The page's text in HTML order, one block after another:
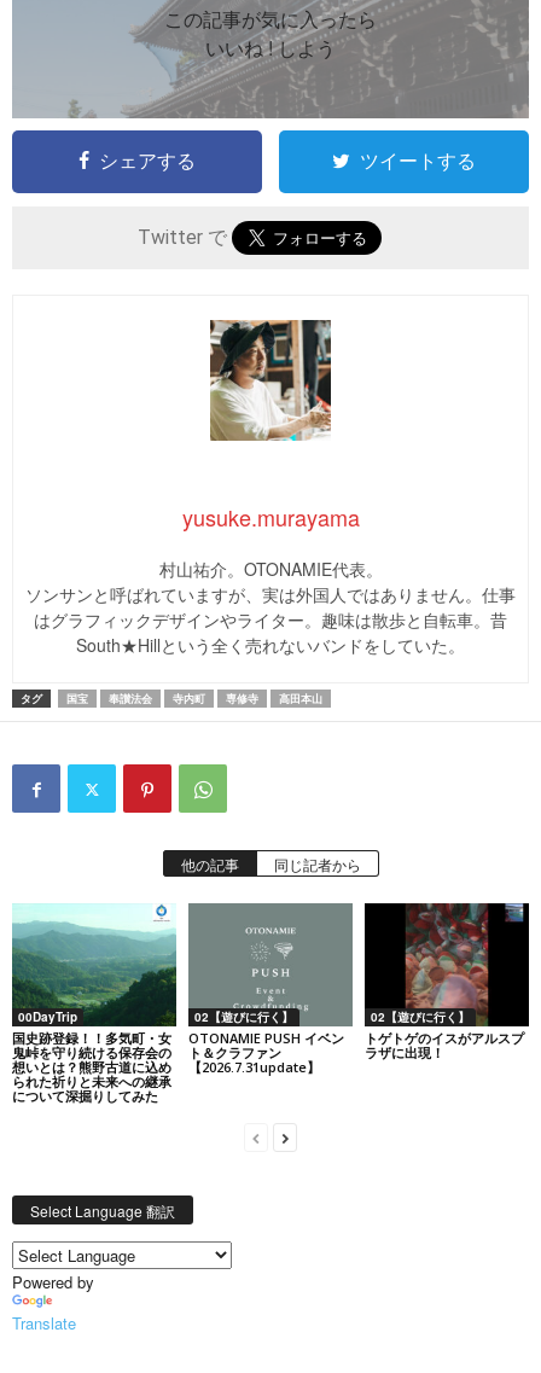
この記事が気に入ったら
いいね ! しよう
シェアする ツイートする
Twitter で
yusuke.murayama
村山祐介。OTONAMIE代表。
ソンサンと呼ばれていますが、実は外国人ではありません。仕事
はグラフィックデザインやライター。趣味は散歩と自転車。昔
South★Hillという全く売れないバンドをしていた。
タグ 国宝 奉讃法会 寺内町 専修寺 高田本山
他の記事 同じ記者から
00DayTrip
国史跡登録！！多気町・女
鬼峠を守り続ける保存会の
想いとは？熊野古道に込め
られた祈りと未来への継承
について深掘りしてみた
02【遊びに行く】
OTONAMIE PUSH イベン
ト＆クラファン
【2026.7.31update】
02【遊びに行く】
トゲトゲのイスがアルスプ
ラザに出現！
Select Language 翻訳
Powered by
Translate